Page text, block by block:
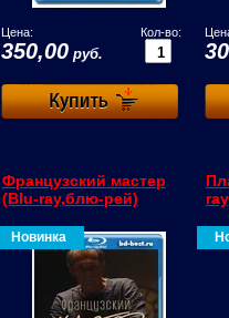
Цена:
350,00 руб.
Кол-во:
Французский мастер
(Blu-ray,блю-рей)
Новинка